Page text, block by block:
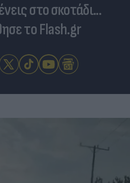
στο σκοτάδι...
το Flash.gr